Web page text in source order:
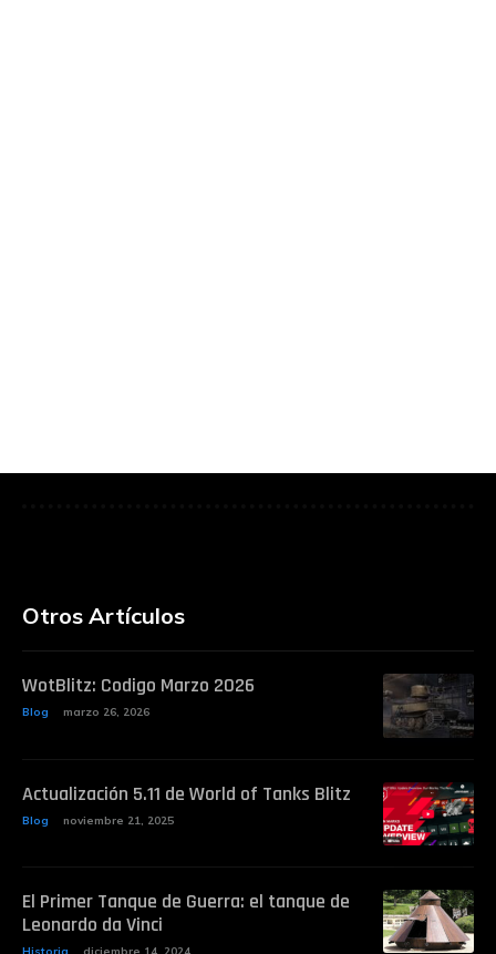
Otros Artículos
WotBlitz: Codigo Marzo 2026
Blog marzo 26, 2026
Actualización 5.11 de World of Tanks Blitz
Blog noviembre 21, 2025
El Primer Tanque de Guerra: el tanque de
Leonardo da Vinci
Historia diciembre 14, 2024